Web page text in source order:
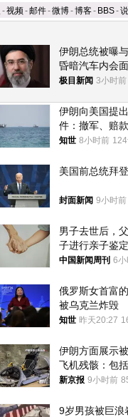
-视频-邮件-微博-博客- BBS-
伊朗总统被曝
昏暗汽车内会
只能靠声音交谈
极目新闻 3小时前
伊朗向美国提
件：撤军、赔
知世 8小时前
美国前总统拜
封面新闻 9小时前
男子去世后，
子进行亲子鉴
中国新闻周刊 6
俄罗斯女首富
被乌克兰炸毁
知世 昨天20:27
伊朗方面展示
飞机残骸：包
15战斗机残骸
新京报 9小时前
9岁男孩被巨浪